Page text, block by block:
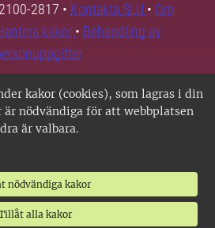
kakor (cookies), som lagras i din
är nödvändiga för att webbplatsen
är valbara.
nödvändiga kakor
alla kakor
2817 • Kontakta SLU • Om
kakor • Behandling av